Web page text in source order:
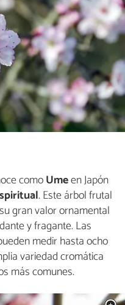
comoUmeen Japón
. Este árbol frutal
gran valor ornamental
y fragante. Las
medir hasta ocho
variedad cromática
más comunes.